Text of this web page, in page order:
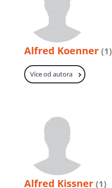
Alfred Koenner (1)
Více od autora
Alfred Kissner (1)